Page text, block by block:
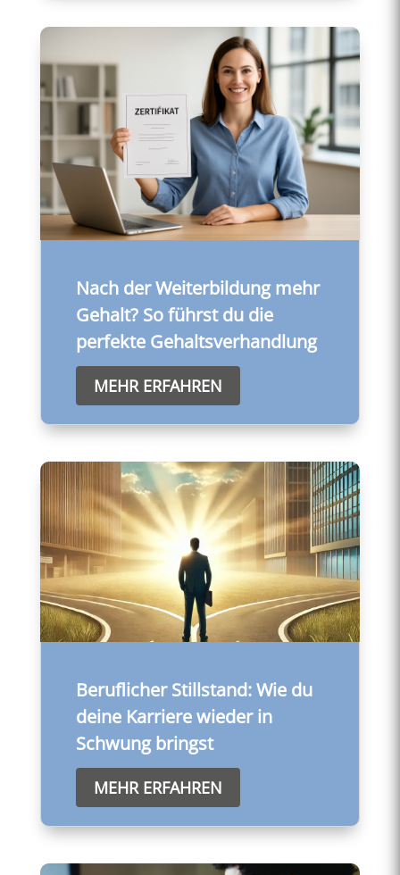
Nach der Weiterbildung mehr
Gehalt? So führst du die
perfekte Gehaltsverhandlung
MEHR ERFAHREN
Beruflicher Stillstand: Wie du
deine Karriere wieder in
Schwung bringst
MEHR ERFAHREN